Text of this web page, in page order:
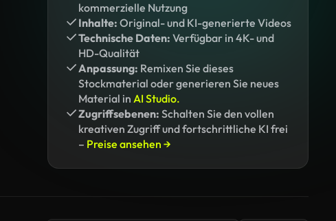
kommerzielle Nutzung
Inhalte: Original- und KI-generierte Videos
Technische Daten: Verfügbar in 4K- und
HD-Qualität
Anpassung: Remixen Sie dieses
Stockmaterial oder generieren Sie neues
Material in AI Studio.
Zugriffsebenen: Schalten Sie den vollen
kreativen Zugriff und fortschrittliche KI frei
– Preise ansehen →